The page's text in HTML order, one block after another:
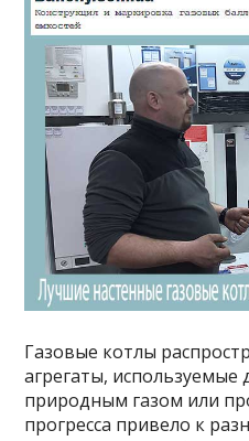
Газовые котлы
агрегаты, используемые
природным газом или
прогресса привело к